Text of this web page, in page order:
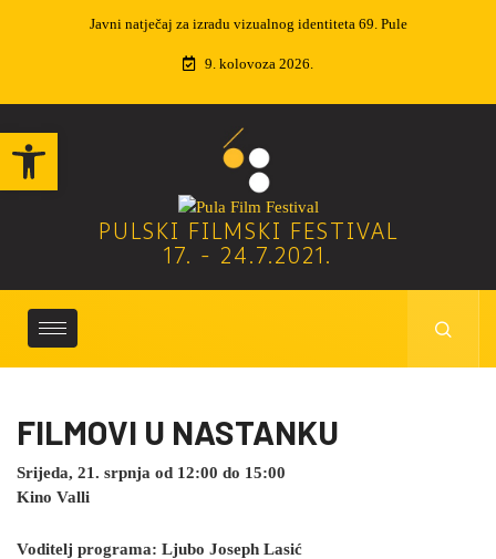
Open toolbar
69. Pule Izvučeni dobitnici nagradne igre
9. kolovoza 2026.
PULSKI FILMSKI FESTIVAL
17. - 24.7.2021.
FILMOVI U NASTANKU
Srijeda, 21. srpnja od 12:00 do 15:00
Kino Valli
Voditelj programa: Ljubo Joseph Lasić